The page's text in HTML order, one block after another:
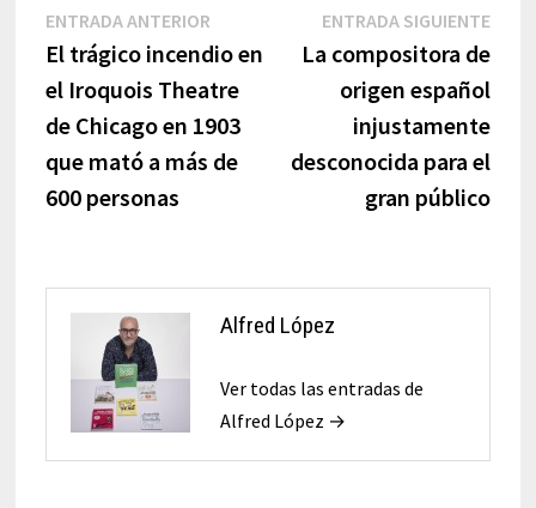
Navegación
de
entradas
ENTRADA ANTERIOREntrada
anterior:
El trágico incendio en
el Iroquois Theatre
de Chicago en 1903
que mató a más de
600 personas
ENTRADA SIGUIENTE
La compositora de
origen español
injustamente
desconocida para el
gran público
Alfred López
Ver todas las entradas de
Alfred López →